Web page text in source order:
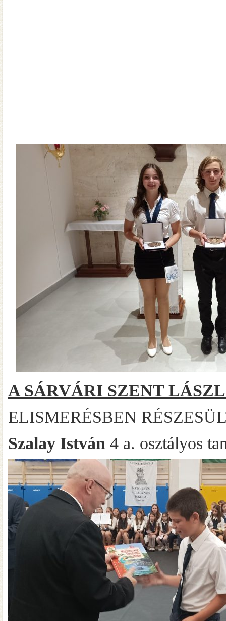
A SÁRVÁRI SZENT
ELISMERÉSBEN
Szalay István 4 a. osztályos